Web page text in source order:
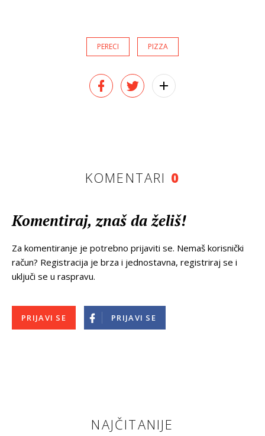
PERECI PIZZA
KOMENTARI 0
Komentiraj, znaš da želiš!
Za komentiranje je potrebno prijaviti se. Nemaš korisnički
račun? Registracija je brza i jednostavna, registriraj se i
uključi se u raspravu.
PRIJAVI SE PRIJAVI SE
NAJČITANIJE